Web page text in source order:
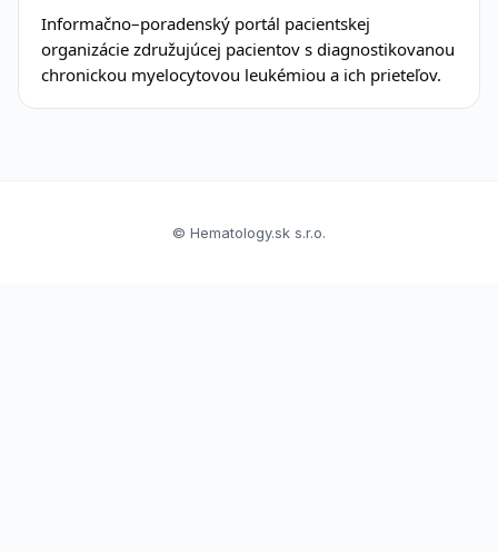
Informačno–poradenský portál pacientskej
organizácie združujúcej pacientov s diagnostikovanou
chronickou myelocytovou leukémiou a ich prieteľov.
© Hematology.sk s.r.o.